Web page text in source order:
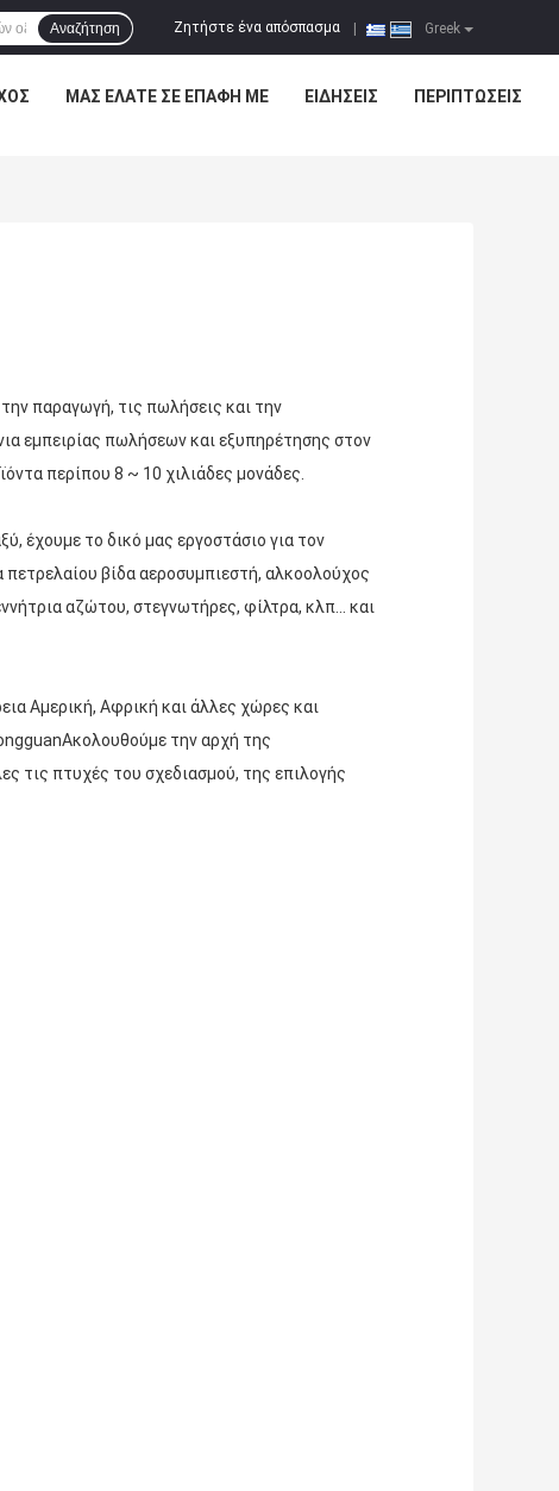
Greek
Ζητήστε ένα απόσπασμα
Αναζήτηση
ΜΑΣ ΕΛΆΤΕ ΣΕ ΕΠΑΦΉ ΜΕ ΕΙΔΉΣΕΙΣ ΠΕΡΙΠΤΏΣΕΙΣ
την παραγωγή, τις πωλήσεις και την
εμπειρίας πωλήσεων και εξυπηρέτησης στον
περίπου 8 ~ 10 χιλιάδες μονάδες.
έχουμε το δικό μας εργοστάσιο για τον
βίδα αεροσυμπιεστή, αλκοολούχος
αζώτου, στεγνωτήρες, φίλτρα, κλπ... και
Αμερική, Αφρική και άλλες χώρες και
την αρχή της
τις πτυχές του σχεδιασμού, της επιλογής